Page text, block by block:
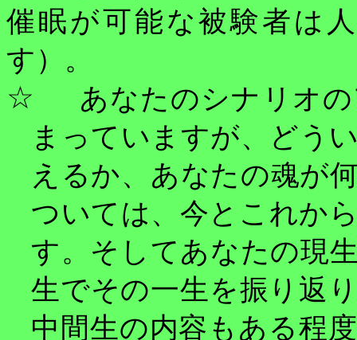
催眠が可能な被験者は
す）。
☆
あなたのシナリオ
まっていますが、どう
えるか、あなたの魂が
ついては、今とこれか
す。そしてあなたの現
生でその一生を振り返
中間生の内容もある程